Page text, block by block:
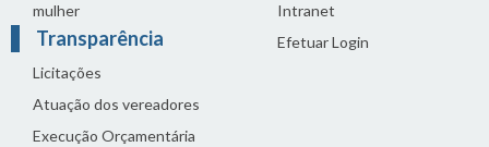
mulher
Transparência
Licitações
Atuação dos vereadores
Execução Orçamentária
Intranet
Efetuar Login